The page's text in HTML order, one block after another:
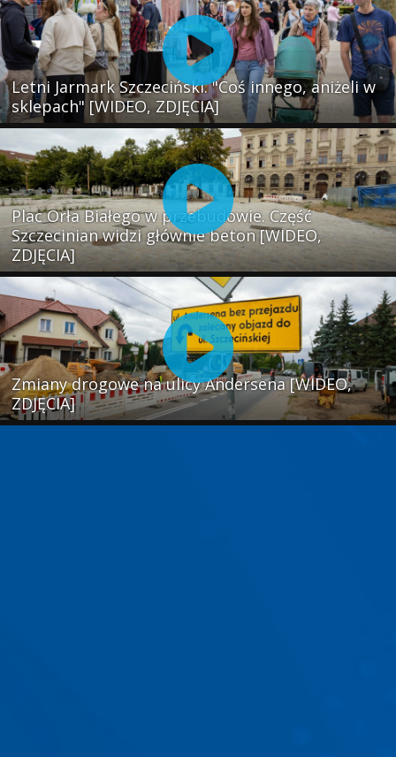
Letni Jarmark Szczeciński. "Coś innego, aniżeli w
sklepach" [WIDEO, ZDJĘCIA]
Plac Orła Białego w przebudowie. Część
Szczecinian widzi głównie beton [WIDEO,
ZDJĘCIA]
Zmiany drogowe na ulicy Andersena [WIDEO,
ZDJĘCIA]